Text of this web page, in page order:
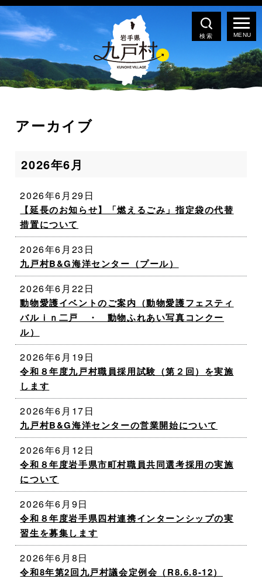
検索
アーカイブ
2026年6月
2026年6月29日
【延長のお知らせ】「燃えるごみ」指定袋の代替
措置について
2026年6月23日
九戸村B&G海洋センター（プール）
2026年6月22日
動物愛護イベントのご案内（動物愛護フェスティ
バルｉｎ二戸 ・ 動物ふれあい写真コンクー
ル）
2026年6月19日
令和８年度九戸村職員採用試験（第２回）を実施
します
2026年6月17日
九戸村B&G海洋センターの営業開始について
2026年6月12日
令和８年度岩手県市町村職員共同選考採用の実施
について
2026年6月9日
令和８年度岩手県四村連携インターンシップの実
習生を募集します
2026年6月8日
令和8年第2回九戸村議会定例会（R8.6.8-12）